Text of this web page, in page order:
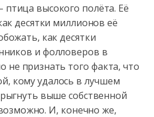
птица высокого полёта. Её
десятки миллионов её
как десятки
и фолловеров в
не признать того факта, что
кому удалось в лучшем
выше собственной
И, конечно же,